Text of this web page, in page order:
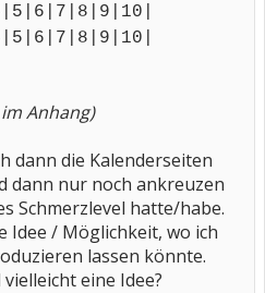
5 6 7 8 9 10
5 6 7 8 9 10
Anhang)
dann die Kalenderseiten
dann nur noch ankreuzen
Schmerzlevel hatte/habe.
Idee / Möglichkeit, wo ich
lassen könnte.
eine Idee?